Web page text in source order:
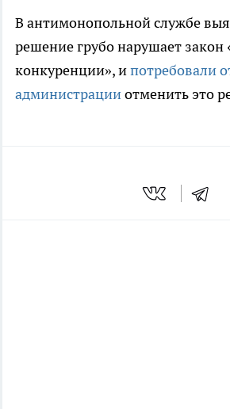
В антимонопольной службе
решение грубо нарушает закон
конкуренции», ипотребовали
администрацииотменить это